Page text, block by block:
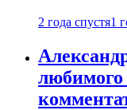
2 года спустя1
любимого